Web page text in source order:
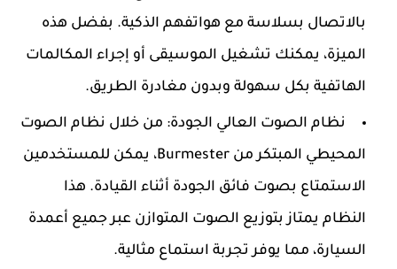
بالاتصال بسلاسة مع هواتفهم الذكية. بفضل هذه
الميزة، يمكنك تشغيل الموسيقى أو إجراء المكالمات
الهاتفية بكل سهولة وبدون مغادرة الطريق.
نظام الصوت العالي الجودة: من خلال نظام الصوت
المحيطي المبتكر من Burmester، يمكن للمستخدمين
الاستمتاع بصوت فائق الجودة أثناء القيادة. هذا
النظام يمتاز بتوزيع الصوت المتوازن عبر جميع أعمدة
السيارة، مما يوفر تجربة استماع مثالية.